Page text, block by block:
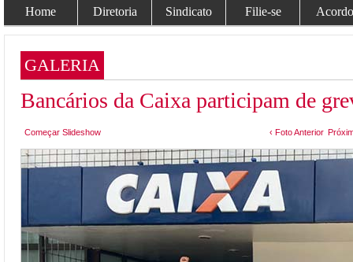
Home Diretoria Sindicato Filie-se
GALERIA
Bancários da Caixa participam de
Começar Slideshow ‹ Foto Anterior